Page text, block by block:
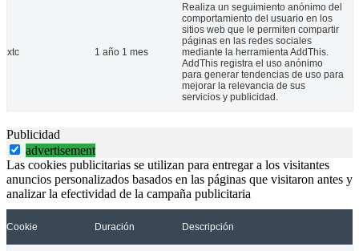
xtc 1 año 1 mes
Realiza un seguimiento anónimo del
comportamiento del usuario en los
sitios web que le permiten compartir
páginas en las redes sociales
mediante la herramienta AddThis.
AddThis registra el uso anónimo
para generar tendencias de uso para
mejorar la relevancia de sus
servicios y publicidad.
Publicidad
advertisement
Las cookies publicitarias se utilizan para entregar a los visitantes
anuncios personalizados basados en las páginas que visitaron antes y
analizar la efectividad de la campaña publicitaria
Cookie Duración Descripción